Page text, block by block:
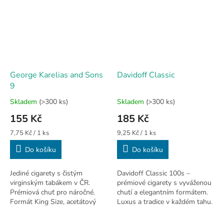
George Karelias and Sons
9
Průměrné
hodnocení
produktu
je
3,4
5
hvězdiček.
Skladem (>300 ks)
155 Kč
Měrná
cena:
7,75 Kč / 1 ks
Do košíku
Jediné cigarety s čistým
virginským tabákem v ČR.
Prémiová chuť pro náročné.
Formát King Size, acetátový
Davidoff Classic
Průměrné
hodnocení
produktu
je
4,5
5
hvězdiček.
Skladem (>300 ks)
185 Kč
Měrná
cena:
9,25 Kč / 1 ks
Do košíku
Davidoff Classic 100s –
prémiové cigarety s vyváženou
chutí a elegantním formátem.
Luxus a tradice v každém tahu.